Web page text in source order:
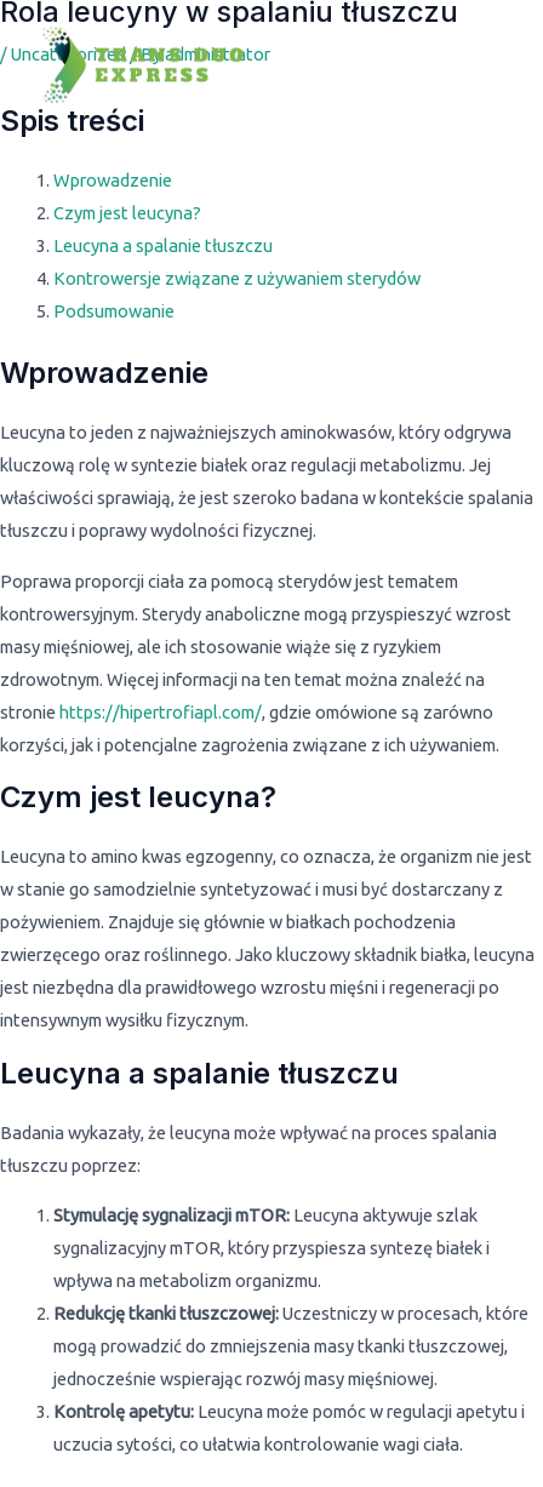
Rola leucyny w spalaniu tłuszczu
/Uncategorized/ Byadministrator
Spis treści
Wprowadzenie
Czym jest leucyna?
Leucyna a spalanie tłuszczu
Kontrowersje związane z używaniem sterydów
Podsumowanie
Wprowadzenie
Leucyna to jeden z najważniejszych aminokwasów, który odgrywa
kluczową rolę w syntezie białek oraz regulacji metabolizmu. Jej
właściwości sprawiają, że jest szeroko badana w kontekście spalania
tłuszczu i poprawy wydolności fizycznej.
Poprawa proporcji ciała za pomocą sterydów jest tematem
kontrowersyjnym. Sterydy anaboliczne mogą przyspieszyć wzrost
masy mięśniowej, ale ich stosowanie wiąże się z ryzykiem
zdrowotnym. Więcej informacji na ten temat można znaleźć na
stronie https://hipertrofiapl.com/, gdzie omówione są zarówno
korzyści, jak i potencjalne zagrożenia związane z ich używaniem.
Czym jest leucyna?
Leucyna to amino kwas egzogenny, co oznacza, że organizm nie jest
w stanie go samodzielnie syntetyzować i musi być dostarczany z
pożywieniem. Znajduje się głównie w białkach pochodzenia
zwierzęcego oraz roślinnego. Jako kluczowy składnik białka, leucyna
jest niezbędna dla prawidłowego wzrostu mięśni i regeneracji po
intensywnym wysiłku fizycznym.
Leucyna a spalanie tłuszczu
Badania wykazały, że leucyna może wpływać na proces spalania
tłuszczu poprzez:
Stymulację sygnalizacji mTOR:Leucyna aktywuje szlak
sygnalizacyjny mTOR, który przyspiesza syntezę białek i
wpływa na metabolizm organizmu.
Redukcję tkanki tłuszczowej:Uczestniczy w procesach, które
mogą prowadzić do zmniejszenia masy tkanki tłuszczowej,
jednocześnie wspierając rozwój masy mięśniowej.
Kontrolę apetytu:Leucyna może pomóc w regulacji apetytu i
uczucia sytości, co ułatwia kontrolowanie wagi ciała.
Post
navigation